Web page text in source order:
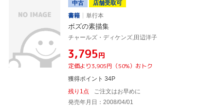
中古
店舗受取可
書籍
単行本
ボズの素描集
チャールズ・ディケンズ,田辺洋子
¥3,795円
定価より3,905円（50%）おトク
獲得ポイント 34P
残り1点
ご注文はお早めに
発売年月日：2008/04/01